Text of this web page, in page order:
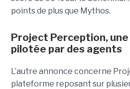
points de plus que Mythos.
Project Perception,
pilotée par des agents
L’autre annonce concerne
plateforme reposant sur